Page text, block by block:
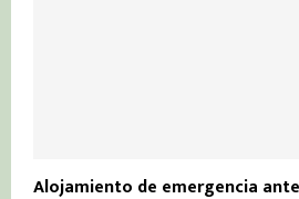
Alojamiento de emergencia